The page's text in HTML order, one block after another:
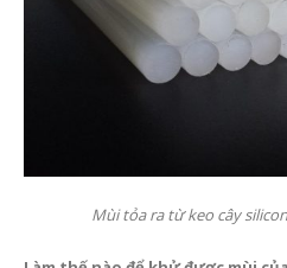
Mùi tỏa ra từ keo cây